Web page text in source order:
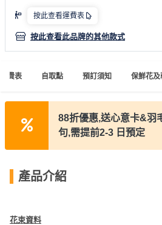
R
o
o
美
色
搞
P
r
朋
友
會
祝
活
動
略
活
動
攻
計
員
交
按此查看運費表
按此查看此品牌的其他款式
運費表 自取點 預訂須知 保鮮花及
88折優惠,送心意卡&羽
句,需提前2-3 日預定
產品介紹
花束資料